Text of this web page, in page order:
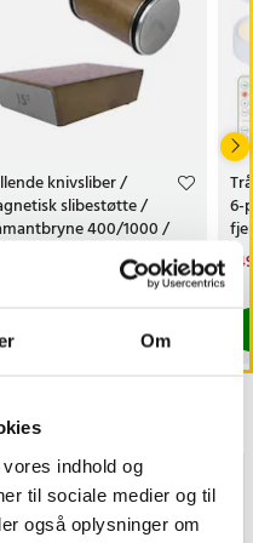
Om
indhold og
til sociale medier og til
også oplysninger om
knivsliber /
slibestøtte /
400/1000 /
Kommer 2026-08-14
6-